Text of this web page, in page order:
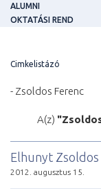
ALUMNI
OKTATÁSI REND
Cimkelistázó
- Zsoldos Ferenc
A(z)
Elhunyt
2012. augusztus 15.